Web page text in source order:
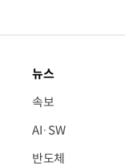
뉴스
속보
AI·SW
반도체